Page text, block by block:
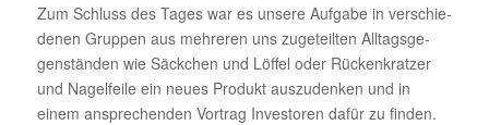
Zum Schluss des Tages war es unsere Aufgabe in verschie­
denen Gruppen aus mehreren uns zuge­teilten Alltags­ge­
gen­ständen wie Säck­chen und Löffel oder Rücken­kratzer
und Nagel­feile ein neues Produkt auszu­denken und in
einem anspre­chenden Vortrag Inves­toren dafür zu finden.